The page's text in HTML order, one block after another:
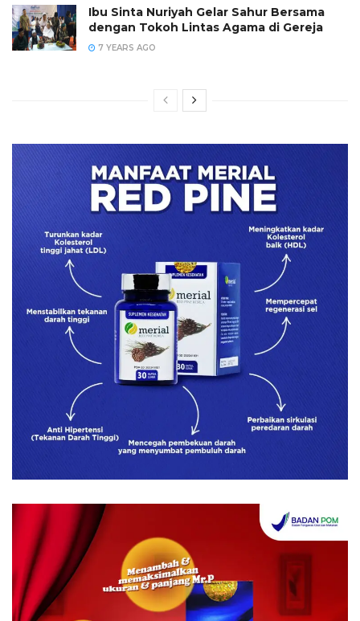
Ibu Sinta Nuriyah Gelar Sahur Bersama
dengan Tokoh Lintas Agama di Gereja
7 YEARS AGO